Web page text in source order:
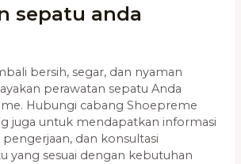
sepatu anda
bersih, segar, dan nyaman
perawatan sepatu Anda
Hubungi cabang Shoepreme
juga untuk mendapatkan informasi
pengerjaan, dan konsultasi
yang sesuai dengan kebutuhan